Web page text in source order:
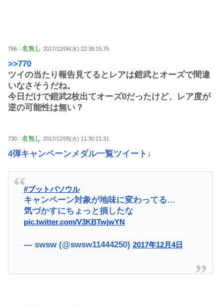
786 : 名無し 2017/12/06(水) 22:39:15.75
>>770
ツイの当たり報告見てるとレアは鎧武とオーズで間違
いなさそうだね。
今日だけで鎧武2枚出てオーズ0だったけど、レア度が
逆の可能性は無い？
730 : 名無し 2017/12/05(火) 11:30:21.31
4弾キャンペーンメダル一覧ツイート↓
#ブットバソウル
キャンペーン対象が地味に変わってる…
気づかすにちょっと損したな
pic.twitter.com/V3KBTwjwYN
— swsw (@swsw11444250) 2017年12月4日